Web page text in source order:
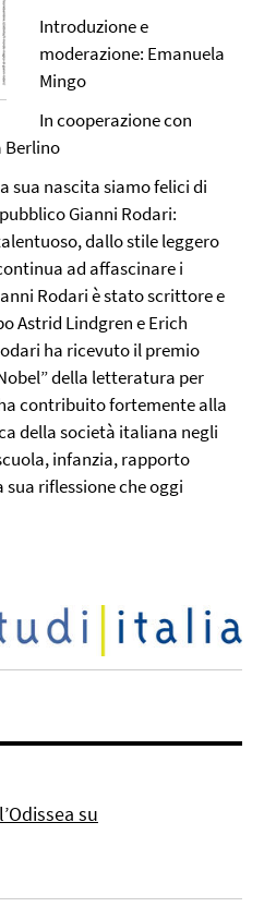
Introduzione e
moderazione: Emanuela
Mingo
In cooperazione con
sua nascita siamo felici di
Gianni Rodari:
dallo stile leggero
ad affascinare i
Rodari è stato scrittore e
Astrid Lindgren e Erich
ha ricevuto il premio
della letteratura per
contribuito fortemente alla
della società italiana negli
infanzia, rapporto
riflessione che oggi
su